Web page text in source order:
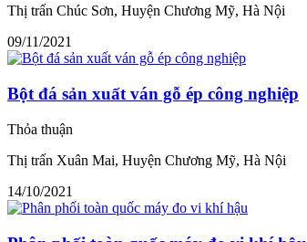
Thị trấn Chúc Sơn, Huyện Chương Mỹ, Hà Nội
09/11/2021
Bột đá sản xuất ván gỗ ép công nghiệp
Thỏa thuận
Thị trấn Xuân Mai, Huyện Chương Mỹ, Hà Nội
14/10/2021